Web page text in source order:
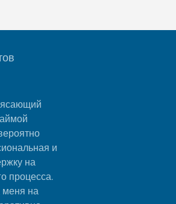
и
на
процесса.
меня на